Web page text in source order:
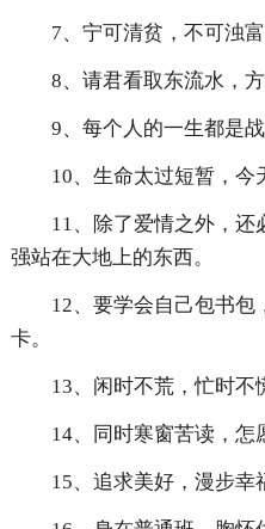
7、宁可清贫，不可浊
8、请君看取东流水，
9、每个人的一生都是
10、生命太过短暂，今
11、除了爱情之外，还
强站在大地上的东西。
12、要学会自己包书包
卡。
13、闲时不荒，忙时不
14、同时寒窗苦读，怎
15、追求美好，漫步幸